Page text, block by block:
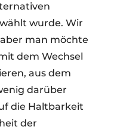
wurde. Wir
man möchte
dem Wechsel
aus dem
darüber
die Haltbarkeit
der